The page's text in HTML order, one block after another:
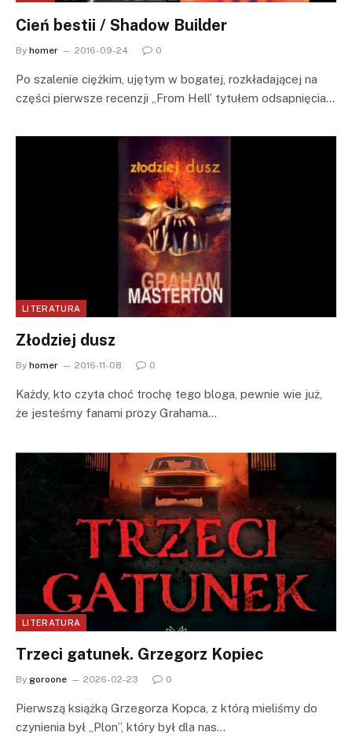
Cień bestii / Shadow Builder
By homer 2016-09-24 0
Po szalenie ciężkim, ujętym w bogatej, rozkładającej na
części pierwsze recenzji „From Hell’ tytułem odsapnięcia…
LITERATURA
Złodziej dusz
By homer 2016-11-08 0
Każdy, kto czyta choć trochę tego bloga, pewnie wie już,
że jesteśmy fanami prozy Grahama…
LITERATURA
Trzeci gatunek. Grzegorz Kopiec
By goroone 2026-02-23 0
Pierwszą książką Grzegorza Kopca, z którą mieliśmy do
czynienia był „Plon”, który był dla nas…